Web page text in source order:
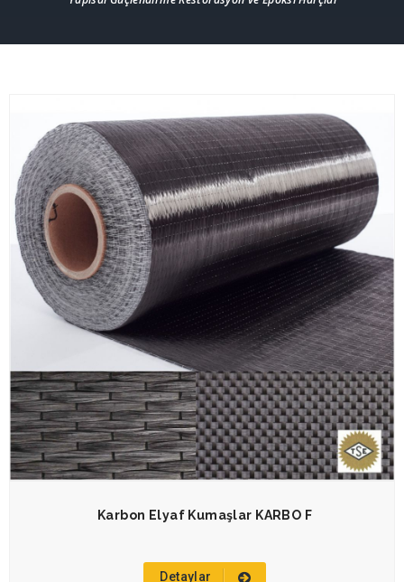
Karbon Elyaf Kumaşlar KARBO F
Detaylar